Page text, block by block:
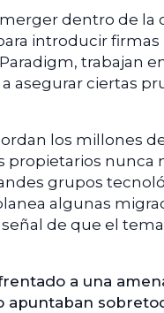
dentro de la
introducir
trabajan
asegurar ciertas
los millones
propietarios nunca
grupos
algunas
de que el
a una